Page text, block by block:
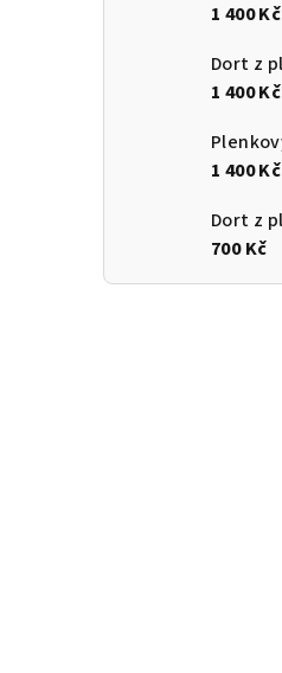
1 400 Kč
1 400 Kč
1 400 Kč
700 Kč